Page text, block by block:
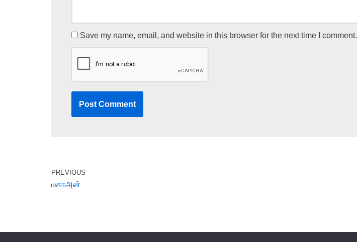
Save my name, email, and website in this browser for the next time I comment.
PREVIOUS
மகாஅன்